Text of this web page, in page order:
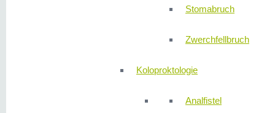
Stomabruch
Zwerchfellbruch
Koloproktologie
Analfistel